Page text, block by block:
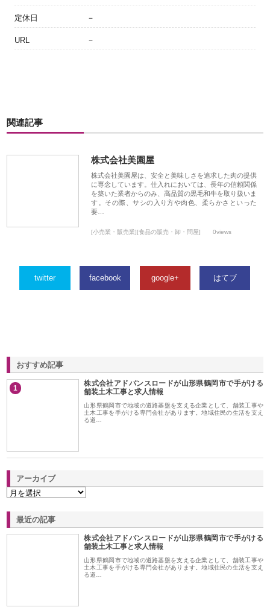
定休日 －
URL －
関連記事
株式会社美園屋
株式会社美園屋は、安全と美味しさを追求した肉の提供
に専念しています。仕入れにおいては、長年の信頼関係
を築いた業者からのみ、高品質の黒毛和牛を取り扱いま
す。その際、サシの入り方や肉色、柔らかさといった
要…
[小売業・販売業][食品の販売・卸・問屋] 0views
twitter facebook google+ はてブ
おすすめ記事
1
株式会社アドバンスロードが山形県鶴岡市で手がける
舗装土木工事と求人情報
山形県鶴岡市で地域の道路基盤を支える企業として、舗装工事や
土木工事を手がける専門会社があります。地域住民の生活を支え
る道…
アーカイブ
最近の記事
株式会社アドバンスロードが山形県鶴岡市で手がける
舗装土木工事と求人情報
山形県鶴岡市で地域の道路基盤を支える企業として、舗装工事や
土木工事を手がける専門会社があります。地域住民の生活を支え
る道…